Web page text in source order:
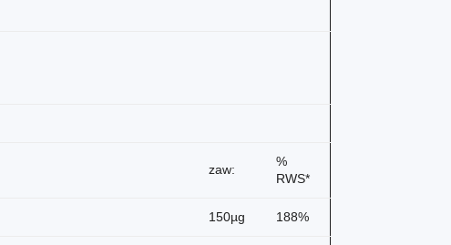
zaw:
%
RWS*
150µg 188%